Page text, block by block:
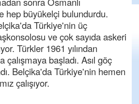
hep büyükelçi bulundurdu.
Türkiye'nin üç
ve çok sayıda askeri
Türkler 1961 yılından
çalışmaya başladı. Asıl göç
Belçika'da Türkiye'nin hemen
çalışıyor.